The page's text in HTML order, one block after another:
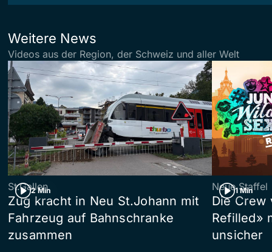
Weitere News
Videos aus der Region, der Schweiz und aller Welt
2 Min
St.Gallen
Zug kracht in Neu St.Johann mit
Fahrzeug auf Bahnschranke
zusammen
1 Min
Neue Staffel
Die Crew
Refilled»
unsicher